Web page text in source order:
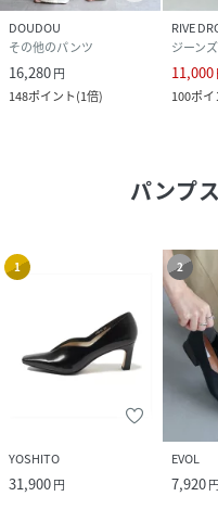
DOUDOU
その他のパンツ
16,280円
148ポイント(1倍)
RIVE
ジーン
11,000
100ポイ
パンプス
1
YOSHITO
31,900円
2
EVOL
7,920円